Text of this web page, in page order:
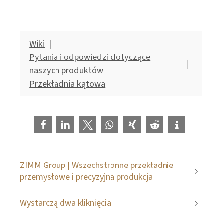
Wiki
Pytania i odpowiedzi dotyczące
naszych produktów
Przekładnia kątowa
ZIMM Group | Wszechstronne przekładnie
przemysłowe i precyzyjna produkcja
Wystarczą dwa kliknięcia